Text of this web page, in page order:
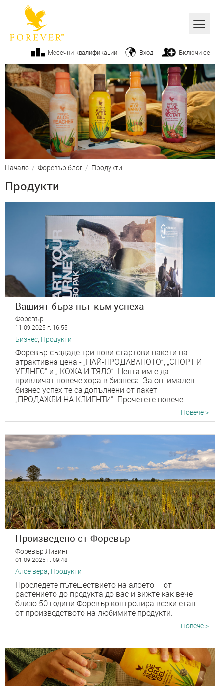
Всички
Алое вера
Бизнес
Продукти
Козметика
От ръководството
Фитнес
Начин на живот
Месечни квалификации Вход Включи се
Начало / Форевър блог / Продукти
Продукти
Вашият бърз път към успеха
Форевър
11.09.2025 г. 16:55
Бизнес, Продукти
Форевър създаде три нови стартови пакети на
атрактивна цена - „НАЙ-ПРОДАВАНОТО“, „СПОРТ И
УЕЛНЕС“ и „ КОЖА И ТЯЛО“. Целта им е да
привличат повече хора в бизнеса. За оптимален
бизнес успех те са допълнени от пакет
„ПРОДАЖБИ НА КЛИЕНТИ“. Прочетете повече...
Повече >
Произведено от Форевър
Форевър Ливинг
01.09.2025 г. 09:48
Алое вера, Продукти
Проследете пътешествието на алоето – от
растението до продукта до вас и вижте как вече
близо 50 години Форевър контролира всеки етап
от производството на любимите продукти.
Повече >